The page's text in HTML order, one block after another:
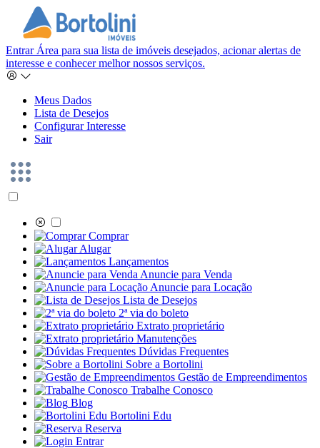
Entrar Área para sua lista de imóveis desejados, acionar alertas de
interesse e conhecer melhor nossos serviços.
Meus Dados
Lista de Desejos
Configurar Interesse
Sair
Comprar
Alugar
Lançamentos
Anuncie para Venda
Anuncie para Locação
Lista de Desejos
2ª via do boleto
Extrato proprietário
Manutenções
Dúvidas Frequentes
Sobre a Bortolini
Gestão de Empreendimentos
Trabalhe Conosco
Blog
Bortolini Edu
Reserva
Entrar